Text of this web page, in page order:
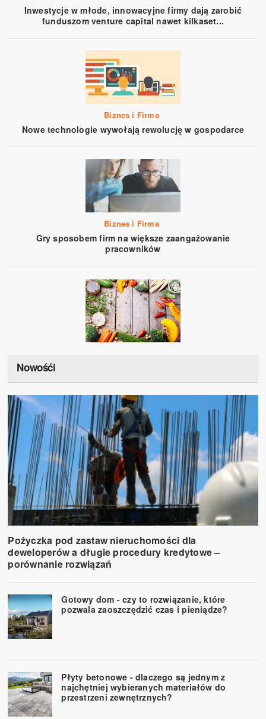
Inwestycje w młode, innowacyjne firmy dają zarobić
funduszom venture capital nawet kilkaset...
Biznes i Firma
Nowe technologie wywołają rewolucję w gospodarce
Biznes i Firma
Gry sposobem firm na większe zaangażowanie
pracowników
Nowośći
Pożyczka pod zastaw nieruchomości dla
deweloperów a długie procedury kredytowe –
porównanie rozwiązań
Gotowy dom - czy to rozwiązanie, które
pozwala zaoszczędzić czas i pieniądze?
Płyty betonowe - dlaczego są jednym z
najchętniej wybieranych materiałów do
przestrzeni zewnętrznych?